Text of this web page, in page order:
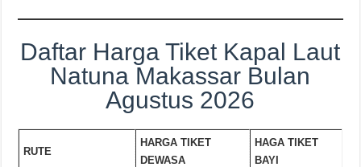
Daftar Harga Tiket Kapal Laut
Natuna Makassar Bulan
Agustus 2026
RUTE
HARGA TIKET
DEWASA
HAGA TIKET
BAYI